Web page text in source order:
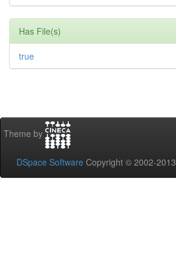
Has File(s)
true
Theme by
DSpace Software Copyright © 2002-2013